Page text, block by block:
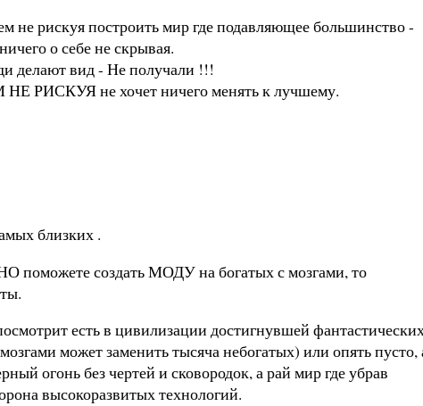
не рискуя построить мир где подавляющее большинство -
о себе не скрывая.
делают вид - Не получали !!!
НЕ РИСКУЯ не хочет ничего менять к лучшему.
близких .
поможете создать МОДУ на богатых с мозгами, то
есть в цивилизации достигнувшей
может заменить тысяча небогатых) или опять пусто,
огонь без чертей и сковородок, а рай мир где убрав
высокоразвитых технологий.